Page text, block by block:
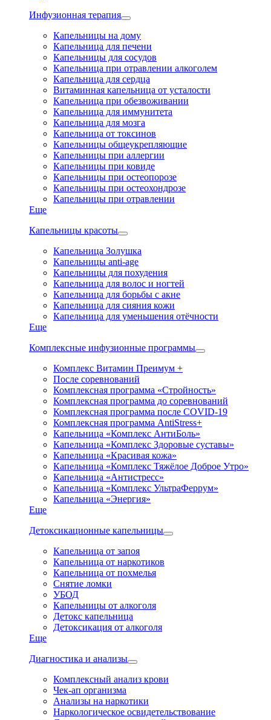
Инфузионная терапия
Капельницы на дому
Капельница для печени
Капельницы для сосудов
Капельница при отравлении алкоголем
Капельница для сердца
Витаминная капельница от усталости
Капельница при обезвоживании
Капельница для иммунитета
Капельница для мозга
Капельница от токсинов
Капельницы общеукрепляющие
Капельницы при аллергии
Капельницы при ковиде
Капельницы при остеопорозе
Капельницы при остеохондрозе
Капельницы при отравлении
Еще
Капельницы красоты
Капельница Золушка
Капельницы anti-age
Капельницы для похудения
Капельница для волос и ногтей
Капельница для борьбы с акне
Капельница для сияния кожи
Капельница для уменьшения отёчности
Еще
Комплексные инфузионные программы
Комплекс Витамин Преимум +
После соревнований
Комплексная программа «Стройность»
Комплексная программа до соревнований
Комплексная программа после COVID-19
Комплексная программа AntiStress+
Капельница «Комплекс АнтиБоль»
Капельница «Комплекс Здоровые суставы»
Капельница «Красивая кожа»
Капельница «Комплекс Тяжёлое Доброе Утро»
Капельница «Антистресс»
Капельница «Комплекс УльтраФеррум»
Капельница «Энергия»
Еще
Детоксикационные капельницы
Капельница от запоя
Капельница от наркотиков
Капельница от похмелья
Снятие ломки
УБОД
Капельницы от алкоголя
Детокс капельница
Детоксикация от алкоголя
Еще
Диагностика и анализы
Комплексный анализ крови
Чек-ап организма
Анализы на наркотики
Наркологическое освидетельствование